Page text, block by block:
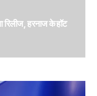
रिलीज, हरनाज के हॉट